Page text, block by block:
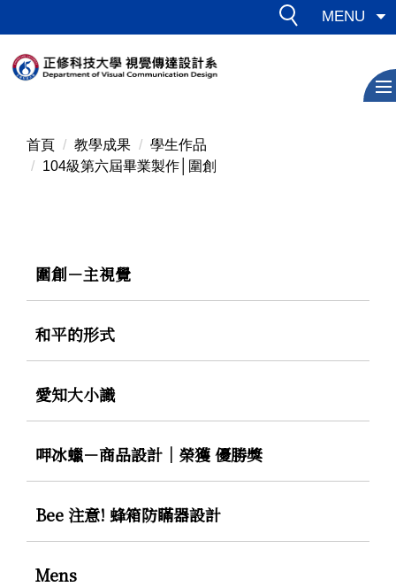
到
主
要
MENU
首頁 教學成果
學生作品
104級第六屆畢業製作│圍創
圍創－主視覺
和平的形式
愛知大小識
呷冰蠟－商品設計｜榮獲 優勝獎
Bee 注意! 蜂箱防瞞器設計
Mens